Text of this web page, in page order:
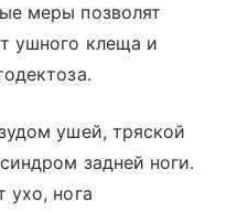
меры позволят
ушного клеща и
ушей, тряской
задней ноги.
ухо, нога